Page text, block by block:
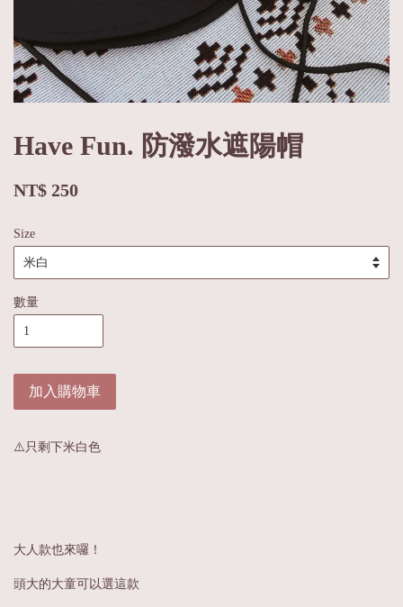
Have Fun. 防潑水遮陽帽
NT$ 250
Size
數量
加入購物車
⚠️只剩下米白色
大人款也來囉！
頭大的大童可以選這款